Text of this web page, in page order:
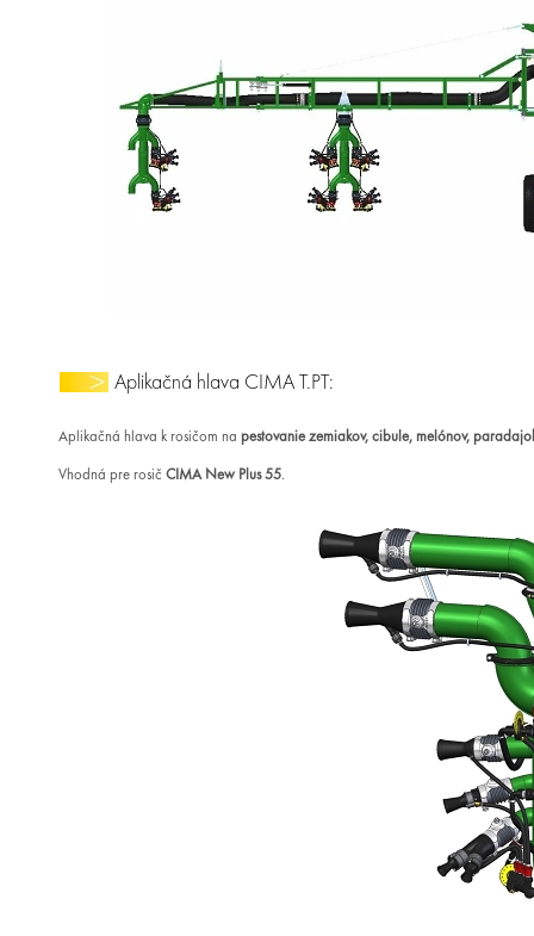
Aplikačná hlava CIMA T.PT:
Aplikačná hlava k rosičom na pestovanie zemiakov, cibule, melónov,
Vhodná pre rosič CIMA New Plus 55.